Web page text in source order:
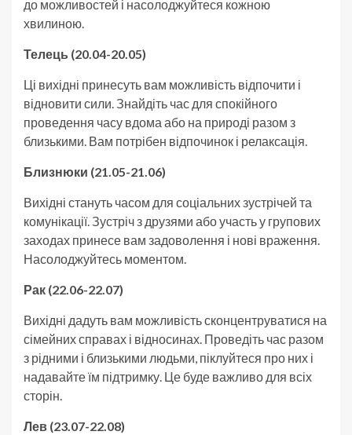
до можливостей і насолоджуйтеся кожною
хвилиною.
Телець (20.04-20.05)
Ці вихідні принесуть вам можливість відпочити і
відновити сили. Знайдіть час для спокійного
проведення часу вдома або на природі разом з
близькими. Вам потрібен відпочинок і релаксація.
Близнюки (21.05-21.06)
Вихідні стануть часом для соціальних зустрічей та
комунікації. Зустріч з друзями або участь у групових
заходах принесе вам задоволення і нові враження.
Насолоджуйтесь моментом.
Рак (22.06-22.07)
Вихідні дадуть вам можливість сконцентруватися на
сімейних справах і відносинах. Проведіть час разом
з рідними і близькими людьми, піклуйтеся про них і
надавайте їм підтримку. Це буде важливо для всіх
сторін.
Лев (23.07-22.08)